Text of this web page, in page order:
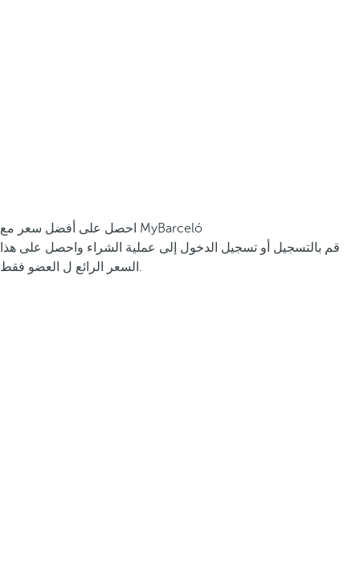
احصل على أفضل سعر مع MyBarceló
قم بالتسجيل أو تسجيل الدخول إلى عملية الشراء واحصل على هذا
السعر الرائع ل العضو فقط.